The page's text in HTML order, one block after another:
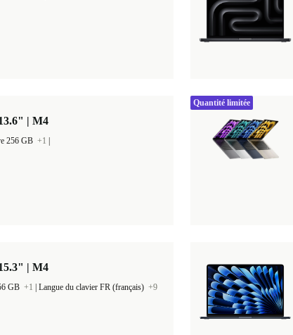
| M4
256 GB +1
Quantité limitée
| M4
GB +1 Langue du clavier FR (français) +9